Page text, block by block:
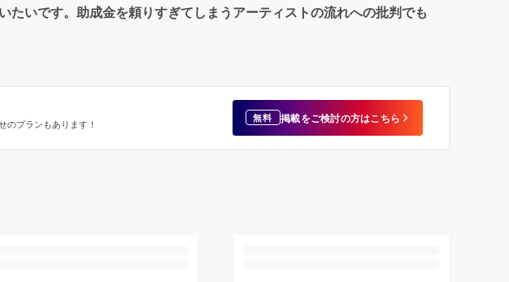
いです。助成金を頼りすぎてしまうアーティストの流れへの批判でも
のプランもあります！ 無料 掲載をご検討の方はこちら